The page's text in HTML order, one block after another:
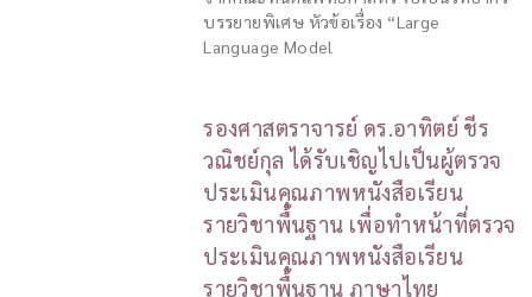
บรรยายพิเศษ หัวข้อเรื่อง “Large
Language Model
รองศาสตราจารย์ ดร.อาทิตย์ ชีร
วณิชย์กุล ได้รับเชิญไปเป็นผู้ตรวจ
ประเมินคุณภาพหนังสือเรียน
รายวิชาพื้นฐาน เพื่อทำหน้าที่ตรวจ
ประเมินคุณภาพหนังสือเรียน
รายวิชาพื้นฐาน ภาษาไทย